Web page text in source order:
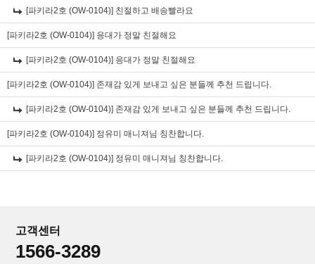
[파키라2호 (OW-0104)] 친절하고 배송빨라요
[파키라2호 (OW-0104)] 응대가 정말 친절해요
[파키라2호 (OW-0104)] 응대가 정말 친절해요
[파키라2호 (OW-0104)] 존재감 있게 보내고 싶은 분들께 추천 드립니다.
[파키라2호 (OW-0104)] 존재감 있게 보내고 싶은 분들께 추천 드립니다.
[파키라2호 (OW-0104)] 정유미 매니져님 칭찬합니다.
[파키라2호 (OW-0104)] 정유미 매니져님 칭찬합니다.
고객센터
1566-3289